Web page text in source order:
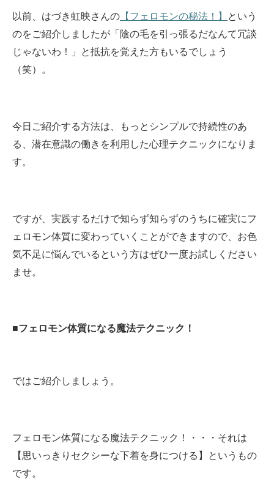
以前、はづき虹映さんの 【フェロモンの秘法！】
という
のをご紹介しましたが「陰の毛を引っ張るだなんて冗談
じゃないわ！」と抵抗を覚えた方もいるでしょう
（笑）。
今日ご紹介する方法は、もっとシンプルで持続性のあ
る、潜在意識の働きを利用した心理テクニックになりま
す。
ですが、実践するだけで知らず知らずのうちに確実にフ
ェロモン体質に変わっていくことができますので、お色
気不足に悩んでいるという方はぜひ一度お試しください
ませ。
■フェロモン体質になる魔法テクニック！
ではご紹介しましょう。
フェロモン体質になる魔法テクニック！・・・それは
【思いっきりセクシーな下着を身につける】というもの
です。